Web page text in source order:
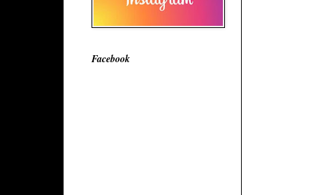
Facebook